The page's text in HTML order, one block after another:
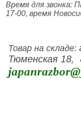
Время для звонка:
17-00, время
Товар на складе:
Тюменская 18,